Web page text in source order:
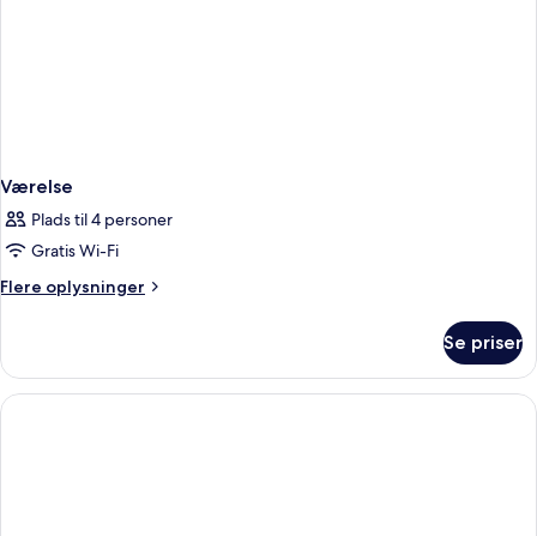
Værelse
Plads til 4 personer
Gratis Wi-Fi
Flere oplysninger
Flere
Se priser